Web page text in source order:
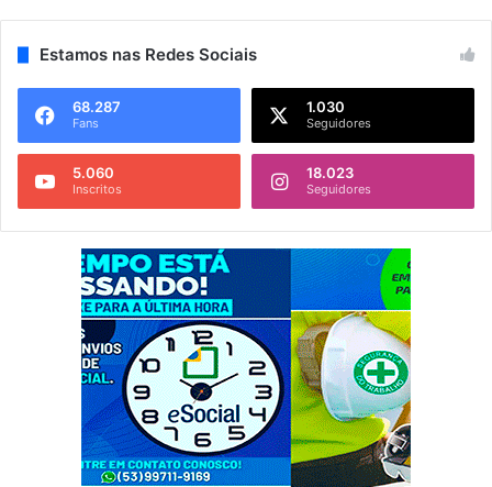
Estamos nas Redes Sociais
68.287
Fans
1.030
Seguidores
5.060
Inscritos
18.023
Seguidores